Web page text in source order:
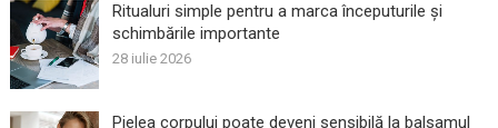
Ritualuri simple pentru a marca începuturile și
schimbările importante
28 iulie 2026
Pielea corpului poate deveni sensibilă la balsamul